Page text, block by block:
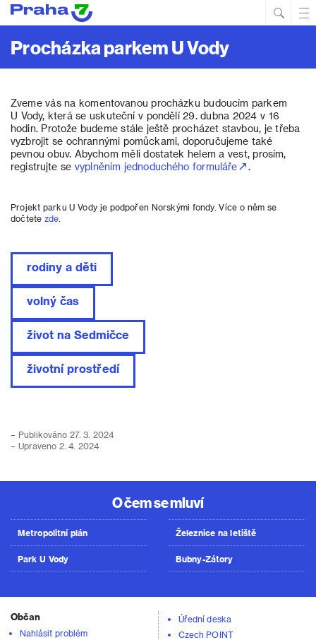
Procházka parkem U Vody
Zveme vás na komentovanou procházku budoucím parkem
U Vody, která se uskuteční v pondělí 29. dubna 2024 v 16
hodin. Protože budeme stále ještě procházet stavbou, je třeba
vyzbrojit se ochrannými pomůckami, doporučujeme také
pevnou obuv. Abychom měli dostatek helem a vest, prosím,
registrujte se vyplněním jednoduchého formuláře .
Projekt parku U Vody je podpořen Norskými fondy. Více o něm se
dočtete zde
rodiny a děti
volný čas
život na Sedmičce
životní prostředí
– Publikováno 27. 3. 2024
– Upraveno 2. 4. 2024
O čem se mluví
Metropolitní plán
Park U Vody
Železnice na letiště
Bubny-Zátory
Občan
Nahlásit problém
Úřední deska
Czech POINT